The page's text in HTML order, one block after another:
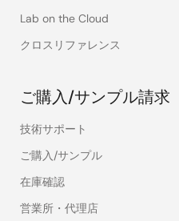
Lab on the Cloud
クロスリファレンス
ご購入/サンプル請求
技術サポート
ご購入/サンプル
在庫確認
営業所・代理店